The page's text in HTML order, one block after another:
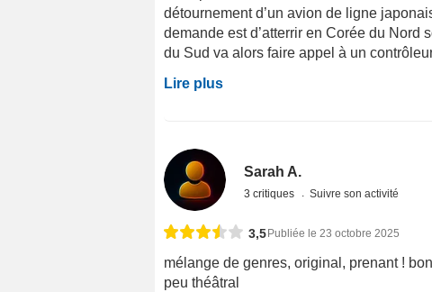
détournement d’un avion de ligne
demande est d’atterrir en Corée du Nord
du Sud va alors faire appel à un
Lire plus
Sarah A.
3 critiques Suivre son activité
3,5 Publiée le 23 octobre 2025
mélange de genres, original, prenant !
peu théâtral